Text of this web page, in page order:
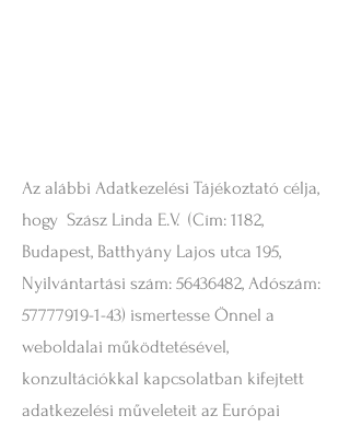
Az alábbi Adatkezelési Tájékoztató célja,
hogy Szász Linda E.V. (Cím: 1182,
Budapest, Batthyány Lajos utca 195,
Nyilvántartási szám: 56436482, Adószám:
57777919-1-43) ismertesse Önnel a
weboldalai működtetésével,
konzultációkkal kapcsolatban kifejtett
adatkezelési műveleteit az Európai